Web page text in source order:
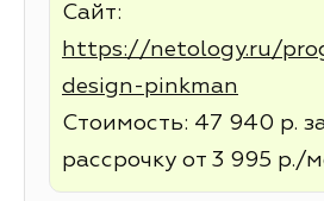
Сайт:
https://netology.ru/
design-pinkman
Стоимость: 47 940 р.
рассрочку от 3 995 р./